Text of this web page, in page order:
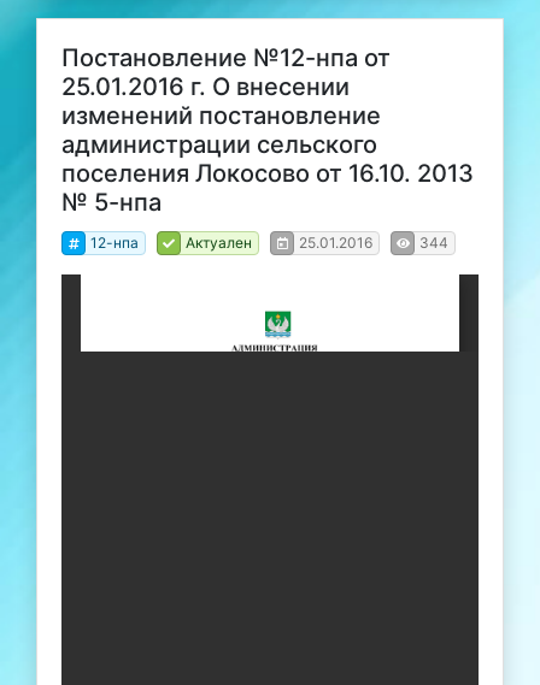
Постановление №12-нпа от
25.01.2016 г. О внесении
изменений постановление
администрации сельского
поселения Локосово от 16.10. 2013
№ 5-нпа
12-нпа Актуален 25.01.2016 344